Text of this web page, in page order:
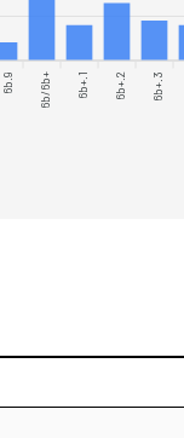
6b.9 6b/6b+ 6b+.1 6b+.2 6b+.3